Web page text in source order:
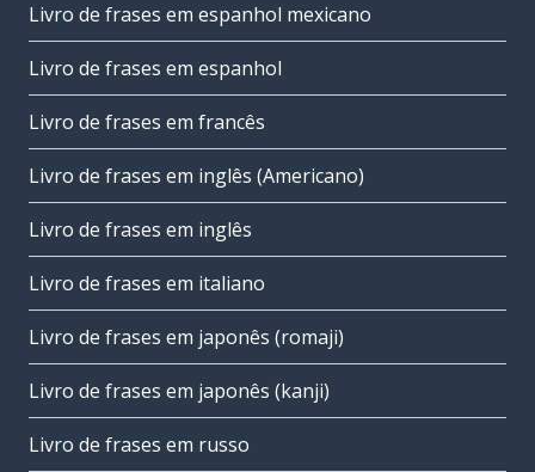
Livro de frases em espanhol mexicano
Livro de frases em espanhol
Livro de frases em francês
Livro de frases em inglês (Americano)
Livro de frases em inglês
Livro de frases em italiano
Livro de frases em japonês (romaji)
Livro de frases em japonês (kanji)
Livro de frases em russo